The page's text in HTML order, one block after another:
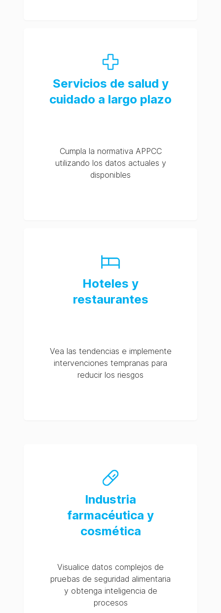
Servicios de salud y
cuidado a largo plazo
Cumpla la normativa APPCC
utilizando los datos actuales y
disponibles
Hoteles y
restaurantes
Vea las tendencias e implemente
intervenciones tempranas para
reducir los riesgos
Industria
farmacéutica y
cosmética
Visualice datos complejos de
pruebas de seguridad alimentaria
y obtenga inteligencia de
procesos